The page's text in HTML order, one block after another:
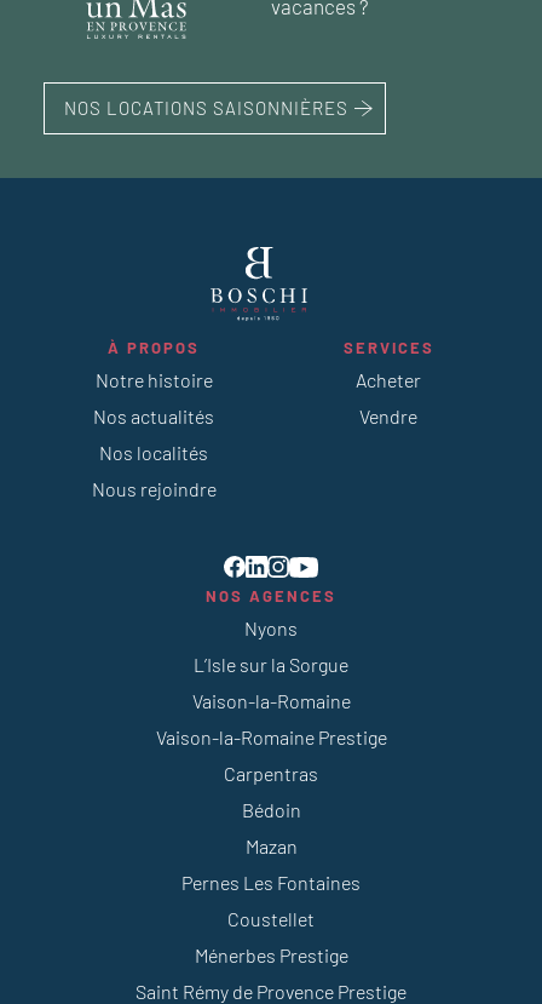
vacances ?
NOS LOCATIONS SAISONNIÈRES
À PROPOS
Notre histoire
Nos actualités
Nos localités
Nous rejoindre
SERVICES
Acheter
Vendre
NOS AGENCES
Nyons
L’Isle sur la Sorgue
Vaison-la-Romaine
Vaison-la-Romaine Prestige
Carpentras
Bédoin
Mazan
Pernes Les Fontaines
Coustellet
Ménerbes Prestige
Saint Rémy de Provence Prestige